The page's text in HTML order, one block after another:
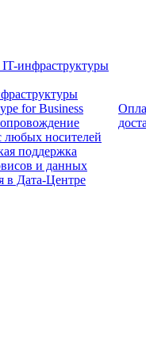
инфраструктуры
for Business
любых носителей
поддержка
и данных
в Дата-Центре